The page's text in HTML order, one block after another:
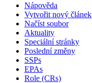
Nápověda
Vytvořit nový článek
Načíst soubor
Aktuality
Speciální stránky
Poslední změny
SSPs
EPAs
Role (CRs)